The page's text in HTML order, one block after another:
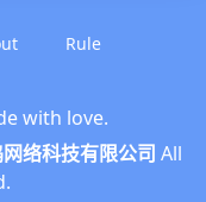
Rule
with love.
络科技有限公司 All